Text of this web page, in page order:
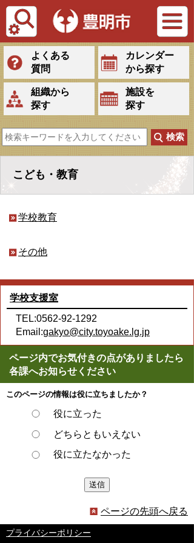
Tiếng Việt
よくある
質問
カレンダー
から探す
組織から
探す
施設を
探す
こども・教育
学校教育
その他
学校支援室
TEL:0562-92-1292
Email:gakyo@city.toyoake.lg.jp
ページ内でお気付きの点がありましたら
各課へお知らせください
このページの情報は役に立ちましたか？
役に立った
どちらともいえない
役に立たなかった
ページの先頭へ戻る
プライバシーポリシー